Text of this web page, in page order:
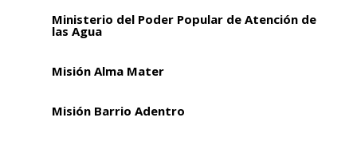
Ministerio del Poder Popular de Atención de
las Agua
Misión Alma Mater
Misión Barrio Adentro